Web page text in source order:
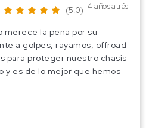
(5.0) 4 años atrás
merece la pena por su
a golpes, rayamos, offroad
para proteger nuestro chasis
y es de lo mejor que hemos